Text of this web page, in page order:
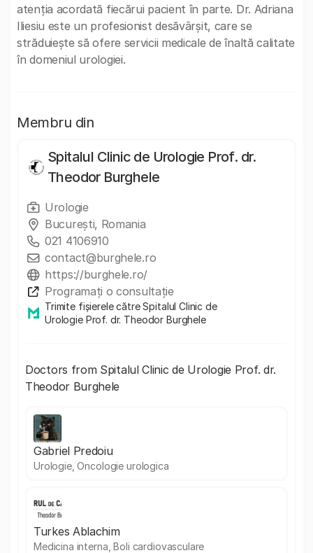
atenția acordată fiecărui pacient în parte. Dr. Adriana
Iliesiu este un profesionist desăvârșit, care se
străduiește să ofere servicii medicale de înaltă calitate
în domeniul urologiei.
Membru din
Spitalul Clinic de Urologie Prof. dr.
Theodor Burghele
Urologie
București, Romania
021 4106910
contact@burghele.ro
https://burghele.ro/
Programați o consultație
Trimite fișierele către Spitalul Clinic de
Urologie Prof. dr. Theodor Burghele
Doctors from Spitalul Clinic de Urologie Prof. dr.
Theodor Burghele
Gabriel Predoiu
Urologie, Oncologie urologica
Turkes Ablachim
Medicina interna, Boli cardiovasculare